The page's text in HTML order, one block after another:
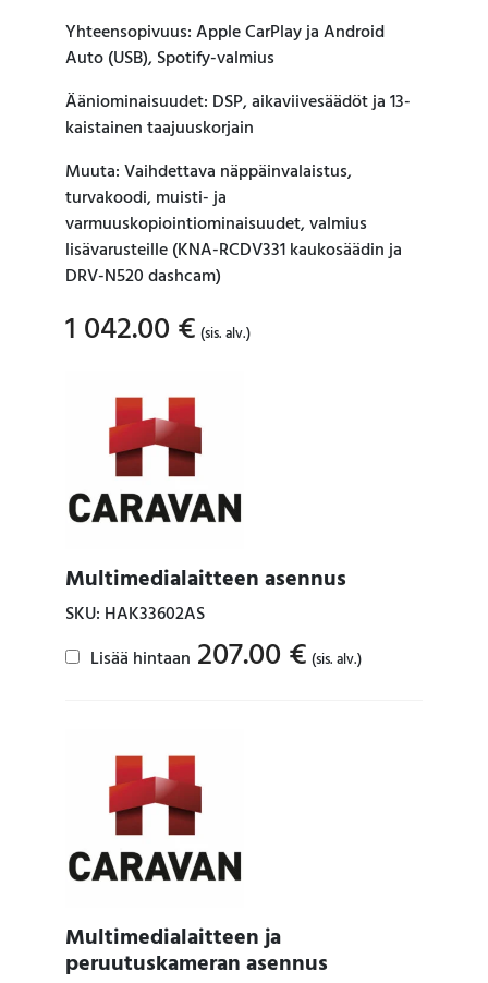
Yhteensopivuus: Apple CarPlay ja Android
Auto (USB), Spotify-valmius
Ääniominaisuudet: DSP, aikaviivesäädöt ja 13-
kaistainen taajuuskorjain
Muuta: Vaihdettava näppäinvalaistus,
turvakoodi, muisti- ja
varmuuskopiointiominaisuudet, valmius
lisävarusteille (KNA-RCDV331 kaukosäädin ja
DRV-N520 dashcam)
1 042.00 € (sis. alv.)
Multimedialaitteen asennus
SKU: HAK33602AS
Lisää hintaan 207.00 € (sis. alv.)
Multimedialaitteen ja
peruutuskameran asennus